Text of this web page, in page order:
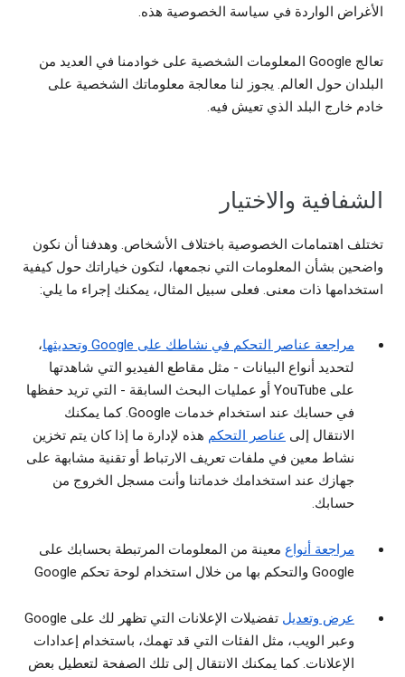
الأغراض الواردة في سياسة الخصوصية هذه.
تعالج Google المعلومات الشخصية على خوادمنا في العديد من
البلدان حول العالم. يجوز لنا معالجة معلوماتك الشخصية على
خادم خارج البلد الذي تعيش فيه.
الشفافية والاختيار
تختلف اهتمامات الخصوصية باختلاف الأشخاص. وهدفنا أن نكون
واضحين بشأن المعلومات التي نجمعها، لتكون خياراتك حول كيفية
استخدامها ذات معنى. فعلى سبيل المثال، يمكنك إجراء ما يلي:
مراجعة عناصر التحكم في نشاطك على Google وتحديثها
،
لتحديد أنواع البيانات - مثل مقاطع الفيديو التي شاهدتها
على YouTube أو عمليات البحث السابقة - التي تريد حفظها
في حسابك عند استخدام خدمات Google. كما يمكنك
الانتقال إلى عناصر التحكم هذه لإدارة ما إذا كان يتم تخزين
نشاط معين في ملفات تعريف الارتباط أو تقنية مشابهة على
جهازك عند استخدامك خدماتنا وأنت مسجل الخروج من
حسابك.
مراجعة أنواع معينة من المعلومات المرتبطة بحسابك على
Google والتحكم بها من خلال استخدام لوحة تحكم Google
عرض وتعديل
تفضيلات الإعلانات التي تظهر لك على Google
وعبر الويب، مثل الفئات التي قد تهمك، باستخدام إعدادات
الإعلانات. كما يمكنك الانتقال إلى تلك الصفحة لتعطيل بعض